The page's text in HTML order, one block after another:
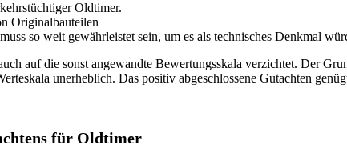
Oldtimer.
Originalbauteilen
so weit gewährleistet sein, um es als technisches Denkmal
auf die sonst angewandte Bewertungsskala verzichtet. Der
unerheblich. Das positiv abgeschlossene Gutachten
für Oldtimer